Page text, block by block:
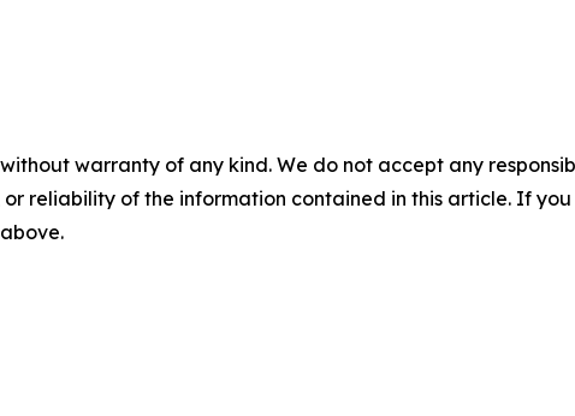
warranty of any kind. We do not accept any
reliability of the information contained in this article. If